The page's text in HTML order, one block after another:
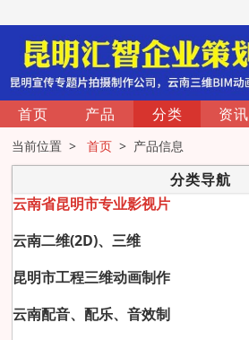
首页 产品 分类 资讯
当前位置 >首页 > 产品信息
分类导航
云南省昆明市专业影视片
云南二维(2D)、三维
昆明市工程三维动画制作
云南配音、配乐、音效制